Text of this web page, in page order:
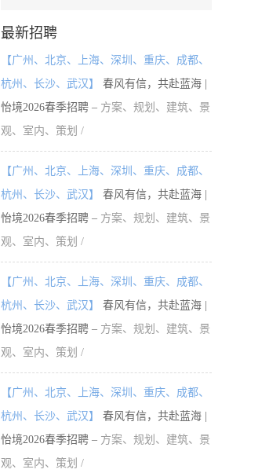
最新招聘
【广州、北京、上海、深圳、重庆、成都、
杭州、长沙、武汉】
春风有信，共赴蓝海 |
怡境2026春季招聘 – 方案、规划、建筑、景
观、室内、策划 /
【广州、北京、上海、深圳、重庆、成都、
杭州、长沙、武汉】
春风有信，共赴蓝海 |
怡境2026春季招聘 – 方案、规划、建筑、景
观、室内、策划 /
【广州、北京、上海、深圳、重庆、成都、
杭州、长沙、武汉】
春风有信，共赴蓝海 |
怡境2026春季招聘 – 方案、规划、建筑、景
观、室内、策划 /
【广州、北京、上海、深圳、重庆、成都、
杭州、长沙、武汉】
春风有信，共赴蓝海 |
怡境2026春季招聘 – 方案、规划、建筑、景
观、室内、策划 /